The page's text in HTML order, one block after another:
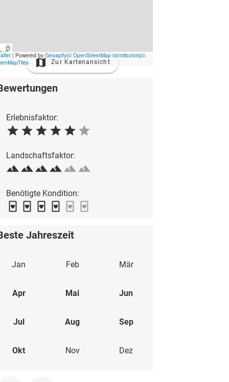
Zur Kartenansicht
Erlebnisfaktor:
Landschaftsfaktor:
Benötigte Kondition:
Jahreszeit
Jan Feb Mär
Apr Mai Jun
Jul Aug Sep
Okt Nov Dez